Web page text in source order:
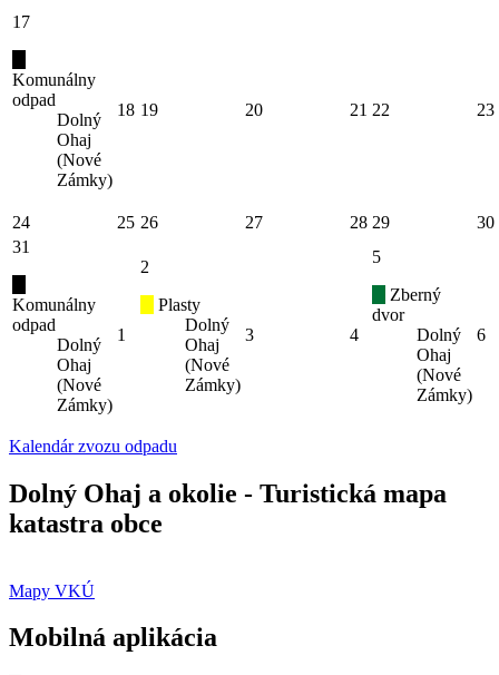
17
Komunálny
odpad
Dolný
Ohaj
(Nové
Zámky)
18 19 20 21 22 23
24 25 26 27 28 29
30
31
Komunálny
odpad
Dolný
Ohaj
(Nové
Zámky)
1
2
Plasty
Dolný
Ohaj
(Nové
Zámky)
3 4
5
Zberný
dvor
Dolný
Ohaj
(Nové
Zámky)
6
Kalendár zvozu odpadu
Dolný Ohaj a okolie - Turistická mapa
katastra obce
Mapy VKÚ
Mobilná aplikácia